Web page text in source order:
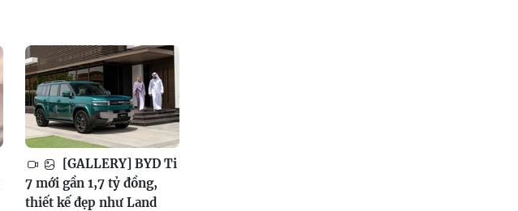
[GALLERY] BYD Ti
7 mới gần 1,7 tỷ đồng,
thiết kế đẹp như Land